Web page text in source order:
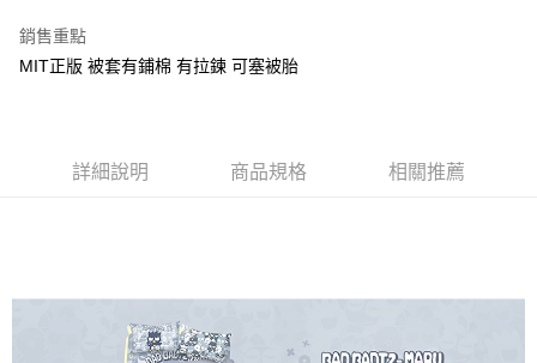
Google Pay
ATM付款
全家★依產品說明
每筆NT$80，滿NT$699(含以上)免運費
銷售重點
MIT正版 被套有鋪棉 有拉鍊 可塞被胎
詳細說明 商品規格 相關推薦